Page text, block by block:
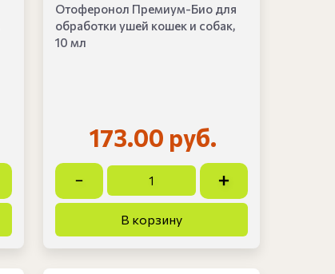
Отоферонол Премиум-Био для
обработки ушей кошек и собак,
10 мл
173.00 руб.